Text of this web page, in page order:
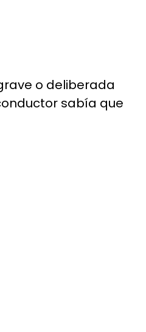
o deliberada
sabía que